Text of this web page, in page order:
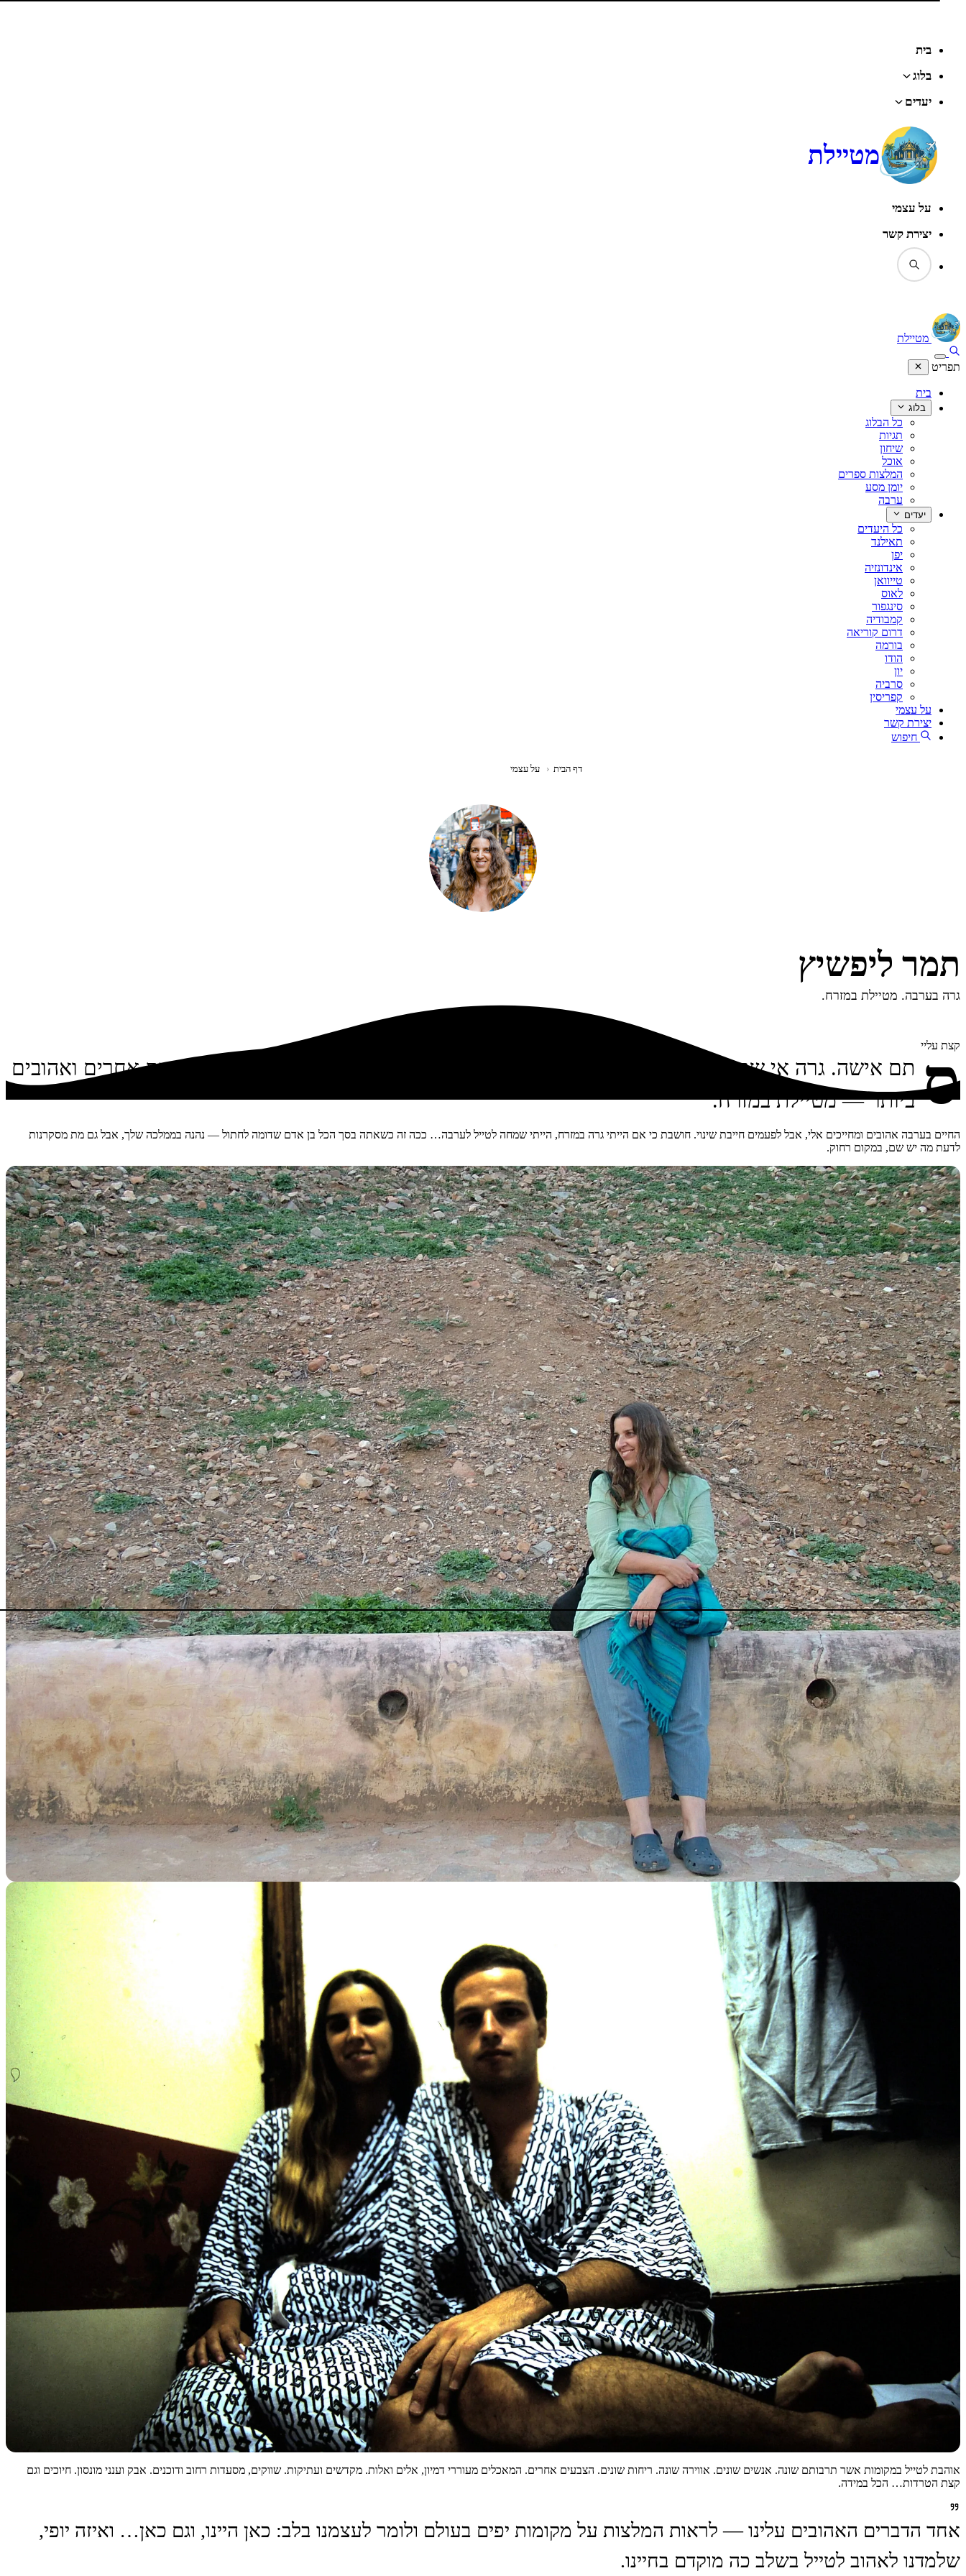
בית
בלוג
יעדים
מטיילת
על עצמי
יצירת קשר
מטיילת
תפריט
בית
בלוג
כל הבלוג
תגיות
שיחון
אוכל
המלצות ספרים
יומן מסע
ערבה
יעדים
כל היעדים
תאילנד
יפן
אינדונזיה
טייוואן
לאוס
סינגפור
קמבודיה
דרום קוריאה
בורמה
הודו
יון
סרביה
קפריסין
על עצמי
יצירת קשר
חיפוש
דף הבית ‹ על עצמי
תמר ליפשיץ
גרה בערבה. מטיילת במזרח.
קצת עליי
ס תם אישה. גרה אי שם בערבה המדהימה. מטיילת כל יום מגן הירק ועד ללול התרנגולות. ובזמנים אחרים ואהובים
ביותר — מטיילת במזרח.
החיים בערבה אהובים ומחייכים אלי, אבל לפעמים חייבת שינוי. חושבת כי אם הייתי גרה במזרח, הייתי שמחה לטייל לערבה… ככה זה כשאתה בסך הכל בן אדם שדומה לחתול — נהנה בממלכה שלך, אבל גם מת מסקרנות
לדעת מה יש שם, במקום רחוק.
אוהבת לטייל במקומות אשר תרבותם שונה. אנשים שונים. אווירה שונה. ריחות שונים. הצבעים אחרים. המאכלים מעוררי דמיון, אלים ואלות. מקדשים ועתיקות. שווקים, מסעדות רחוב ודוכנים. אבק וענני מונסון. חיוכים וגם
קצת הטרדות… הכל במידה.
אחד הדברים האהובים עלינו — לראות המלצות על מקומות יפים בעולם ולומר לעצמנו בלב: כאן היינו, וגם כאן… ואיזה יופי,
שלמדנו לאהוב לטייל בשלב כה מוקדם בחיינו.